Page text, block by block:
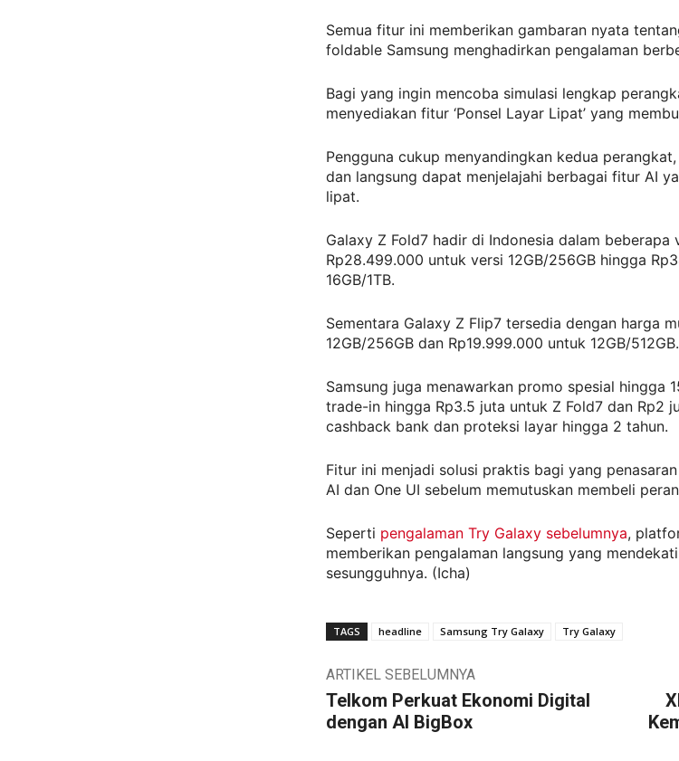
Semua fitur ini memberikan gambaran nyata
foldable Samsung menghadirkan pengalaman
Bagi yang ingin mencoba simulasi lengkap
menyediakan fitur ‘Ponsel Layar Lipat’ yang
Pengguna cukup menyandingkan kedua
dan langsung dapat menjelajahi berbagai fitur AI
lipat.
Galaxy Z Fold7 hadir di Indonesia dalam beberapa
Rp28.499.000 untuk versi 12GB/256GB hingga
16GB/1TB.
Sementara Galaxy Z Flip7 tersedia dengan harga
12GB/256GB dan Rp19.999.000 untuk 12GB/512GB.
Samsung juga menawarkan promo spesial hingga
trade-in hingga Rp3.5 juta untuk Z Fold7 dan Rp2
cashback bank dan proteksi layar hingga 2 tahun.
Fitur ini menjadi solusi praktis bagi yang
AI dan One UI sebelum memutuskan membeli
Seperti pengalaman Try Galaxy sebelumnya,
memberikan pengalaman langsung yang
sesungguhnya. (Icha)
TAGS headline Samsung Try Galaxy Try Galaxy
ARTIKEL SEBELUMNYA
Telkom Perkuat Ekonomi Digital
dengan AI BigBox